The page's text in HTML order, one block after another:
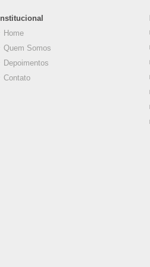
Institucional
Home
Quem Somos
Depoimentos
Contato